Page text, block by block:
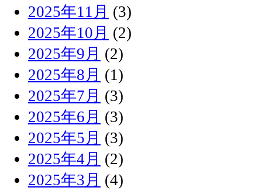
2025年11月 (3)
2025年10月 (2)
2025年9月 (2)
2025年8月 (1)
2025年7月 (3)
2025年6月 (3)
2025年5月 (3)
2025年4月 (2)
2025年3月 (4)